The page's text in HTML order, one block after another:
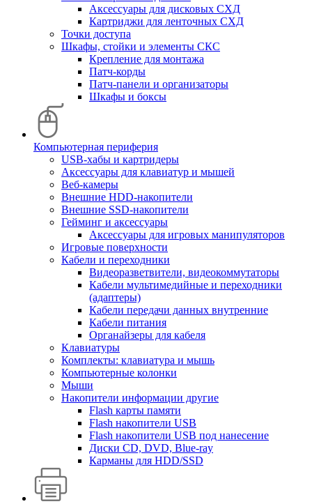
Аксессуары для дисковых СХД
Картриджи для ленточных СХД
Точки доступа
Шкафы, стойки и элементы СКС
Крепление для монтажа
Патч-корды
Патч-панели и организаторы
Шкафы и боксы
Компьютерная периферия
USB-хабы и картридеры
Аксессуары для клавиатур и мышей
Веб-камеры
Внешние HDD-накопители
Внешние SSD-накопители
Гейминг и аксессуары
Аксессуары для игровых манипуляторов
Игровые поверхности
Кабели и переходники
Видеоразветвители, видеокоммутаторы
Кабели мультимедийные и переходники
(адаптеры)
Кабели передачи данных внутренние
Кабели питания
Органайзеры для кабеля
Клавиатуры
Комплекты: клавиатура и мышь
Компьютерные колонки
Мыши
Накопители информации другие
Flash карты памяти
Flash накопители USB
Flash накопители USB под нанесение
Диски CD, DVD, Blue-ray
Карманы для HDD/SSD